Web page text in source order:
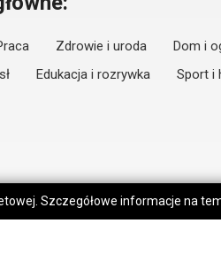
Zdrowie i uroda Dom i
Edukacja i rozrywka Sport i
Szczegółowe informacje na